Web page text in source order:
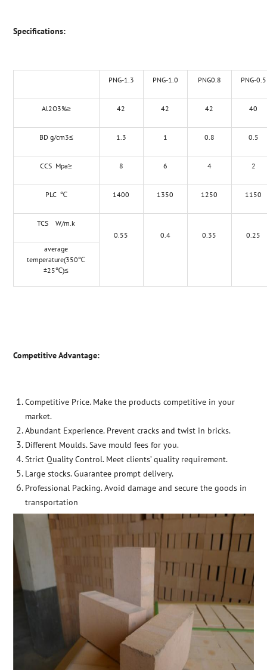
Specifications:
PNG-1.3 PNG-1.0 PNG0.8 PNG-0.5
Al2O3%≥ 42 42 42 40
BD g/cm3≤ 1.3 1 0.8 0.5
CCS Mpa≥ 8 6 4 2
PLC ℃ 1400 1350 1250 1150
TCS W/m.k
0.55
0.4 0.35
0.25
average
temperature(350℃
±25℃)≤
Competitive Advantage:
Competitive Price. Make the products competitive in your
market.
Abundant Experience. Prevent cracks and twist in bricks.
Different Moulds. Save mould fees for you.
Strict Quality Control. Meet clients’ quality requirement.
Large stocks. Guarantee prompt delivery.
Professional Packing. Avoid damage and secure the goods in
transportation